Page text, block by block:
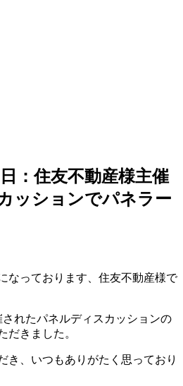
日：住友不動産様主催
ッションでパネラー
なっております、住友不動産様で
れたパネルディスカッションの
だきました。
き、いつもありがたく思っており